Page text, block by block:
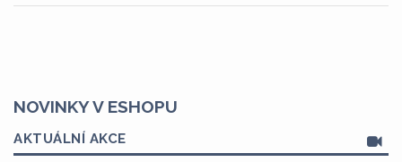
NOVINKY V ESHOPU
AKTUÁLNÍ AKCE